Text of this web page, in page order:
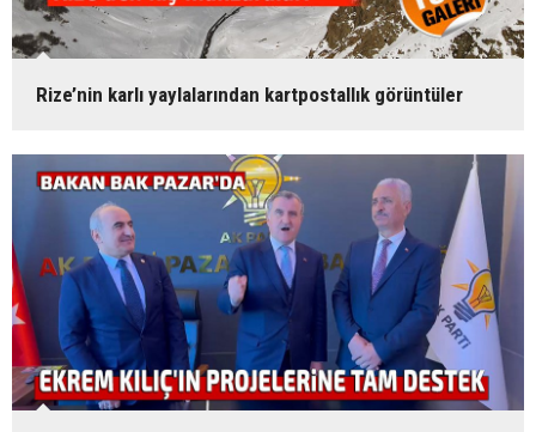
Rize’nin karlı yaylalarından kartpostallık görüntüler